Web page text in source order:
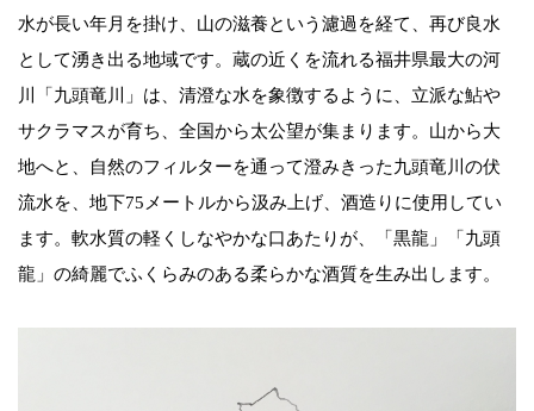
水が長い年月を掛け、山の滋養という濾過を経て、再び良水
として湧き出る地域です。蔵の近くを流れる福井県最大の河
川「九頭竜川」は、清澄な水を象徴するように、立派な鮎や
サクラマスが育ち、全国から太公望が集まります。山から大
地へと、自然のフィルターを通って澄みきった九頭竜川の伏
流水を、地下75メートルから汲み上げ、酒造りに使用してい
ます。軟水質の軽くしなやかな口あたりが、「黒龍」「九頭
龍」の綺麗でふくらみのある柔らかな酒質を生み出します。